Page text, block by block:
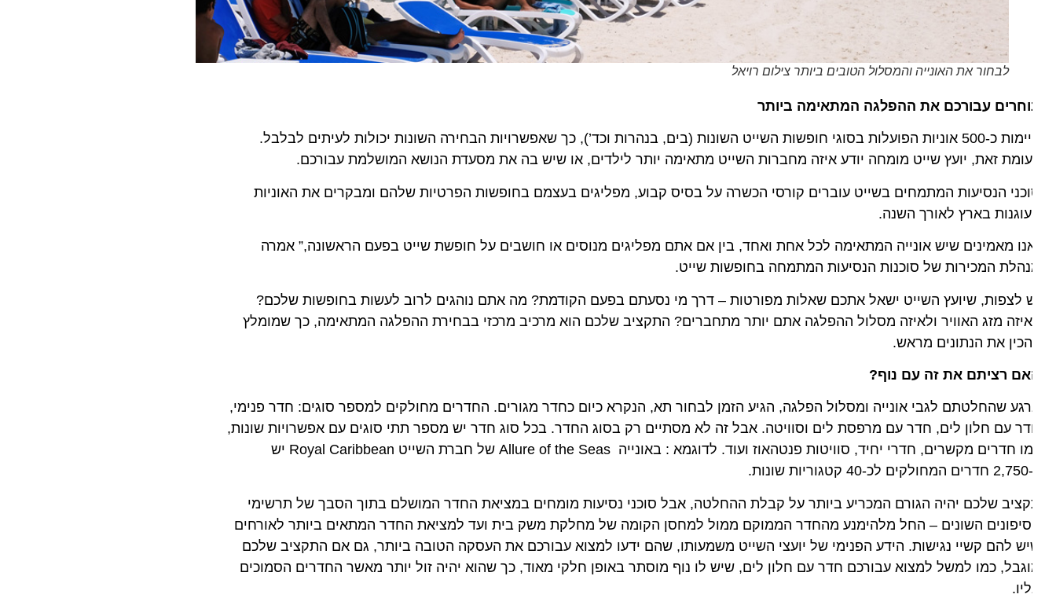
לבחור את האונייה והמסלול הטובים ביותר צילום רויאל
עבורכם את ההפלגה המתאימה ביותר
קיימות כ-500 אוניות הפועלות בסוגי חופשות השייט השונות (בים, בנהרות וכד’), כך שאפשרויות הבחירה השונות יכולות לעיתים לבלבל.
זאת, יועץ שייט מומחה יודע איזה מחברות השייט מתאימה יותר לילדים, או שיש בה את מסעדת הנושא המושלמת עבורכם.
הנסיעות המתמחים בשייט עוברים קורסי הכשרה על בסיס קבוע, מפליגים בעצמם בחופשות הפרטיות שלהם ומבקרים את האוניות
בארץ לאורך השנה.
מאמינים שיש אונייה המתאימה לכל אחת ואחד, בין אם אתם מפליגים מנוסים או חושבים על חופשת שייט בפעם הראשונה,” אמרה
המכירות של סוכנות הנסיעות המתמחה בחופשות שייט.
לצפות, שיועץ השייט ישאל אתכם שאלות מפורטות – דרך מי נסעתם בפעם הקודמת? מה אתם נוהגים לרוב לעשות בחופשות שלכם?
מזג האוויר ולאיזה מסלול ההפלגה אתם יותר מתחברים? התקציב שלכם הוא מרכיב מרכזי בבחירת ההפלגה המתאימה, כך שמומלץ
את הנתונים מראש.
רציתם את זה עם נוף?
שהחלטתם לגבי אונייה ומסלול הפלגה, הגיע הזמן לבחור תא, הנקרא כיום כחדר מגורים. החדרים מחולקים למספר סוגים: חדר פנימי,
עם חלון לים, חדר עם מרפסת לים וסוויטה. אבל זה לא מסתיים רק בסוג החדר. בכל סוג חדר יש מספר תתי סוגים עם אפשרויות שונות,
כמו חדרים מקשרים, חדרי יחיד, סוויטות פנטהאוז ועוד. לדוגמא : באונייה Allure of the Seas של חברת השייט Royal Caribbean יש
שלכם יהיה הגורם המכריע ביותר על קבלת ההחלטה, אבל סוכני נסיעות מומחים במציאת החדר המושלם בתוך הסבך של תרשימי
השונים – החל מלהימנע מהחדר הממוקם ממול למחסן הקומה של מחלקת משק בית ועד למציאת החדר המתאים ביותר לאורחים
להם קשיי נגישות. הידע הפנימי של יועצי השייט משמעותו, שהם ידעו למצוא עבורכם את העסקה הטובה ביותר, גם אם התקציב שלכם
כמו למשל למצוא עבורכם חדר עם חלון לים, שיש לו נוף מוסתר באופן חלקי מאוד, כך שהוא יהיה זול יותר מאשר החדרים הסמוכים